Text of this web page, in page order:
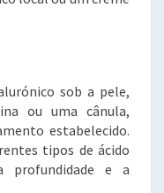
sob a pele,
ou uma cânula,
estabelecido.
tipos de ácido
profundidade e a